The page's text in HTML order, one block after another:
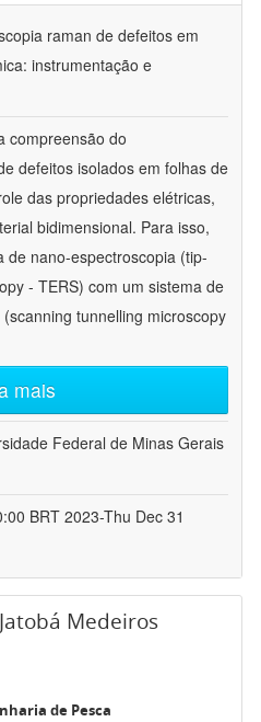
raman de defeitos em
instrumentação e
compreensão do
defeitos isolados em folhas de
das propriedades elétricas,
bidimensional. Para isso,
de nano-espectroscopia (tip-
- TERS) com um sistema de
tunnelling microscopy
mais
Federal de Minas Gerais
BRT 2023-Thu Dec 31
Medeiros
de Pesca